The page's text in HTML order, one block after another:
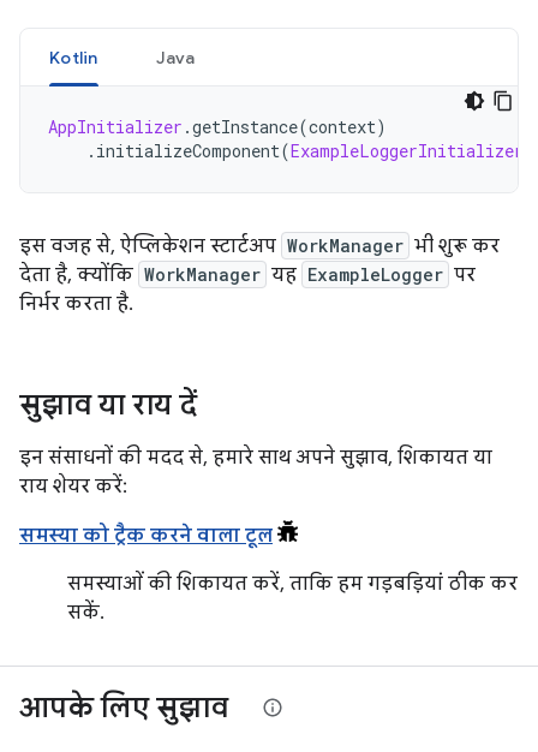
Kotlin Java
AppInitializer .getInstance(context)
. initializeComponent(ExampleLoggerInitializer
इस वजह से, ऐप्लिकेशन स्टार्टअप WorkManager भी शुरू कर
देता है, क्योंकि WorkManager यह ExampleLogger पर
निर्भर करता है.
सुझाव या राय दें
इन संसाधनों की मदद से, हमारे साथ अपने सुझाव, शिकायत या
राय शेयर करें:
समस्या को ट्रैक करने वाला टूल
समस्याओं की शिकायत करें, ताकि हम गड़बड़ियां ठीक कर
सकें.
आपके लिए सुझाव